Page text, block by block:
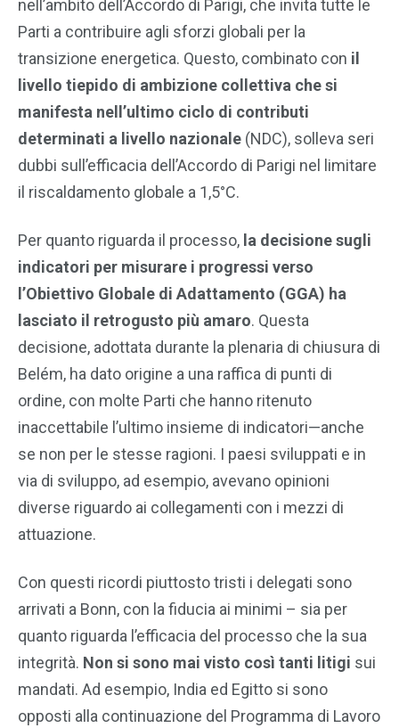
nell’ambito dell’Accordo di Parigi, che invita tutte le
Parti a contribuire agli sforzi globali per la
transizione energetica. Questo, combinato con il
livello tiepido di ambizione collettiva che si
manifesta nell’ultimo ciclo di contributi
determinati a livello nazionale (NDC), solleva seri
dubbi sull’efficacia dell’Accordo di Parigi nel limitare
il riscaldamento globale a 1,5°C.
Per quanto riguarda il processo, la decisione sugli
indicatori per misurare i progressi verso
l’Obiettivo Globale di Adattamento (GGA) ha
lasciato il retrogusto più amaro. Questa
decisione, adottata durante la plenaria di chiusura di
Belém, ha dato origine a una raffica di punti di
ordine, con molte Parti che hanno ritenuto
inaccettabile l’ultimo insieme di indicatori—anche
se non per le stesse ragioni. I paesi sviluppati e in
via di sviluppo, ad esempio, avevano opinioni
diverse riguardo ai collegamenti con i mezzi di
attuazione.
Con questi ricordi piuttosto tristi i delegati sono
arrivati a Bonn, con la fiducia ai minimi – sia per
quanto riguarda l’efficacia del processo che la sua
integrità. Non si sono mai visto così tanti litigi sui
mandati. Ad esempio, India ed Egitto si sono
opposti alla continuazione del Programma di Lavoro